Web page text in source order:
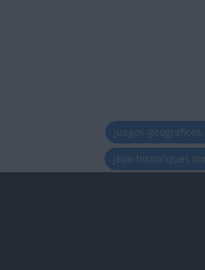
juegos-
jeux-